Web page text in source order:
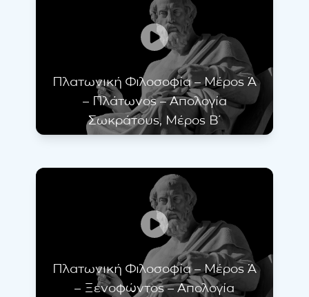
Πλατωνική Φιλοσοφία – Μέρος Ά
– Πλάτωνος – Απολογία
Σωκράτους, Μέρος Β΄
Πλατωνική Φιλοσοφία – Μέρος Ά
– Ξενοφώντος – Απολογία